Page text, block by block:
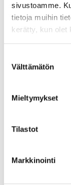
sivustoamme.
tietoja muihin
kerätty, kun olet
valinta
Välttämätön
Mieltymykset
Tilastot
Markkinointi
Hi